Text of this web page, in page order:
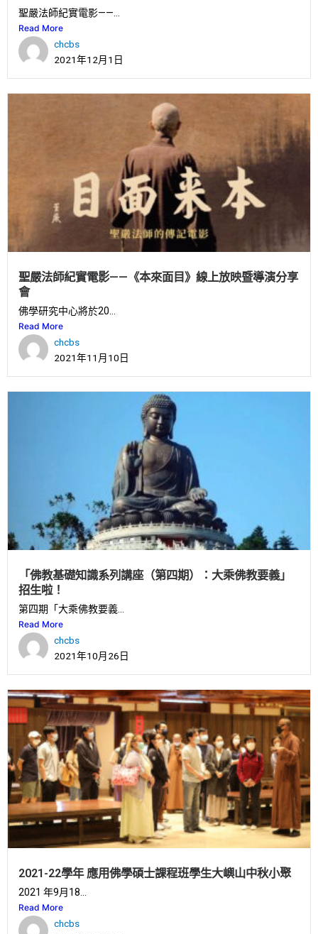
聖嚴法師紀實電影——...
Read More
chcbs
2021年12月1日
聖嚴法師紀實電影——《本來面目》線上放映暨導演分享
會
佛學研究中心將於20...
Read More
chcbs
2021年11月10日
「佛教基礎知識系列講座（第四期）：大乘佛教要義」
招生啦！
第四期「大乘佛教要義...
Read More
chcbs
2021年10月26日
2021-22學年 應用佛學碩士課程班學生大嶼山中秋小聚
2021 年9月18...
Read More
chcbs